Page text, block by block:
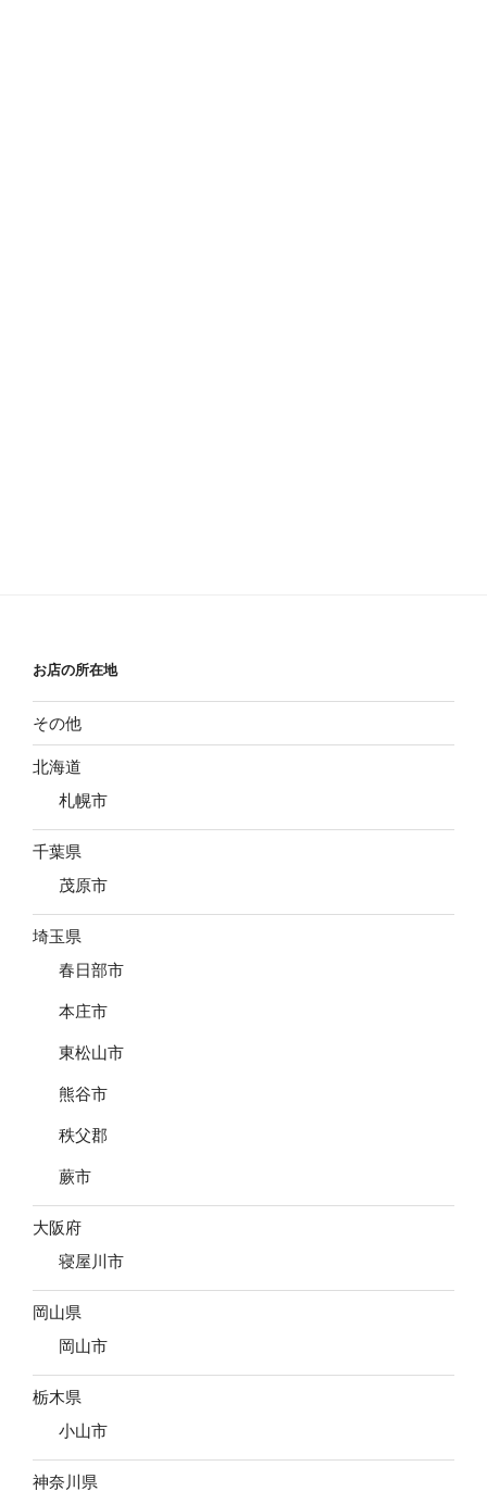
お店の所在地
その他
北海道
札幌市
千葉県
茂原市
埼玉県
春日部市
本庄市
東松山市
熊谷市
秩父郡
蕨市
大阪府
寝屋川市
岡山県
岡山市
栃木県
小山市
神奈川県